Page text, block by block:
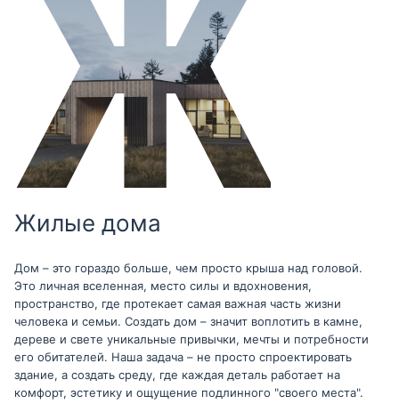
Жилые дома
Дом – это гораздо больше, чем просто крыша над головой.
Это личная вселенная, место силы и вдохновения,
пространство, где протекает самая важная часть жизни
человека и семьи. Создать дом – значит воплотить в камне,
дереве и свете уникальные привычки, мечты и потребности
его обитателей. Наша задача – не просто спроектировать
здание, а создать среду, где каждая деталь работает на
комфорт, эстетику и ощущение подлинного "своего места".